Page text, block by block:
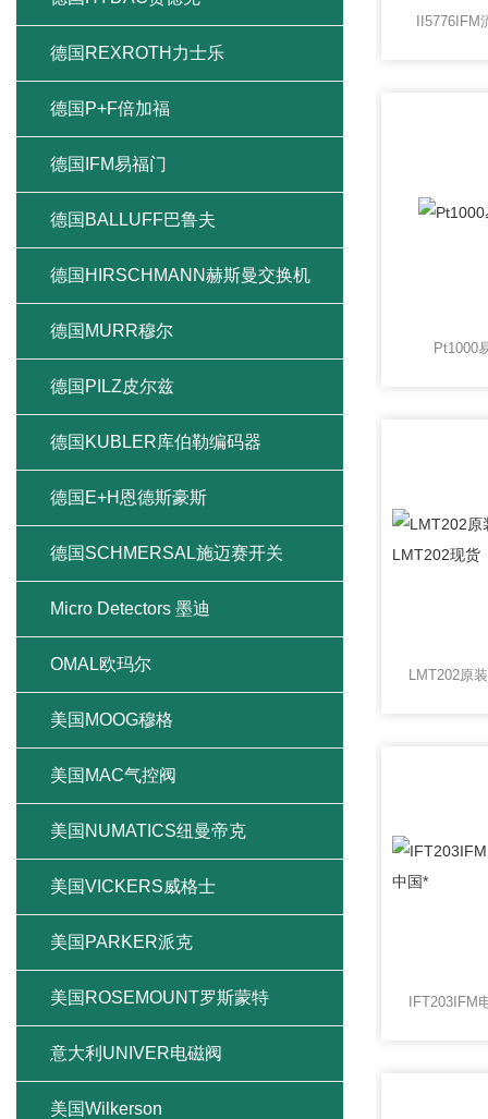
Pt1000
德国REXROTH力士乐
德国P+F倍加福
德国IFM易福门
德国BALLUFF巴鲁夫
德国HIRSCHMANN赫斯曼交换机
德国MURR穆尔
德国PILZ皮尔兹
德国KUBLER库伯勒编码器
德国E+H恩德斯豪斯
德国SCHMERSAL施迈赛开关
Micro Detectors 墨迪
OMAL欧玛尔
美国MOOG穆格
美国MAC气控阀
美国NUMATICS纽曼帝克
美国VICKERS威格士
美国PARKER派克
美国ROSEMOUNT罗斯蒙特
意大利UNIVER电磁阀
美国Wilkerson